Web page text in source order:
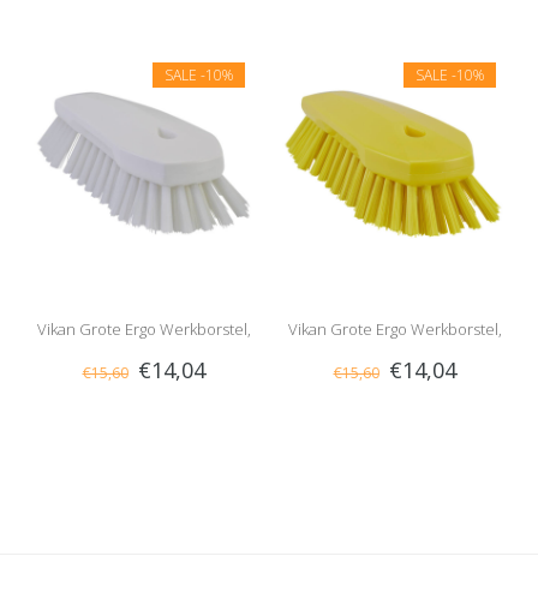
SALE -10%
Vikan Grote Ergo Werkborstel,
Hard, Wit
€15,60 €14,04
SALE -10%
Vikan Grote Ergo Werkborstel,
Hard, Geel
€15,60 €14,04